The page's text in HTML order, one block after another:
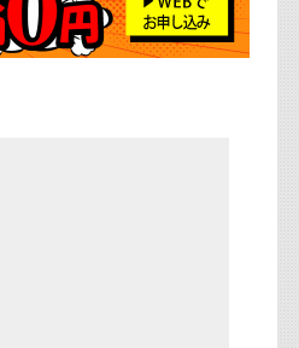
ジックビデオ特集＜#28＞
23:00